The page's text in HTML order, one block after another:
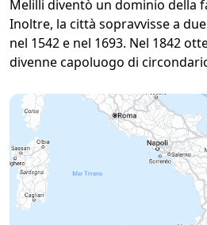
Melilli diventò un dominio della
Inoltre, la città sopravvisse a
nel 1542 e nel 1693. Nel 1842
divenne capoluogo di